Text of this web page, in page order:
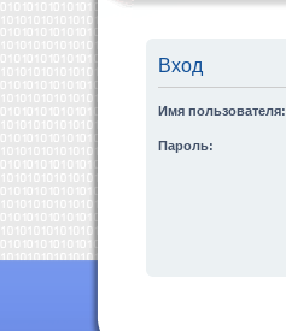
Вход
Имя пользователя:
Пароль: